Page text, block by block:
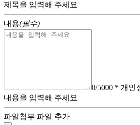
제목을 입력해 주세요
내용(필수)
0/5000 * 개인
내용을 입력해 주세요
파일첨부 파일 추가